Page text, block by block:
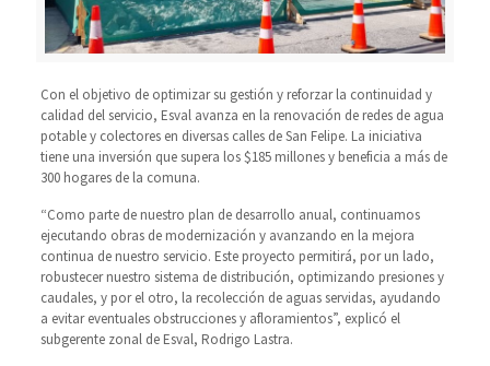
Con el objetivo de optimizar su gestión y reforzar la continuidad y
calidad del servicio, Esval avanza en la renovación de redes de agua
potable y colectores en diversas calles de San Felipe. La iniciativa
tiene una inversión que supera los $185 millones y beneficia a más de
300 hogares de la comuna.
“Como parte de nuestro plan de desarrollo anual, continuamos
ejecutando obras de modernización y avanzando en la mejora
continua de nuestro servicio. Este proyecto permitirá, por un lado,
robustecer nuestro sistema de distribución, optimizando presiones y
caudales, y por el otro, la recolección de aguas servidas, ayudando
a evitar eventuales obstrucciones y afloramientos”, explicó el
subgerente zonal de Esval, Rodrigo Lastra.